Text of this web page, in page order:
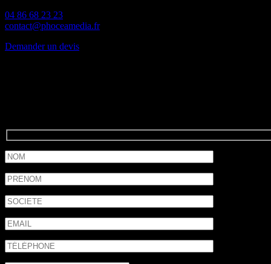
04 86 68 23 23
contact@phoceamedia.fr
Demander un devis